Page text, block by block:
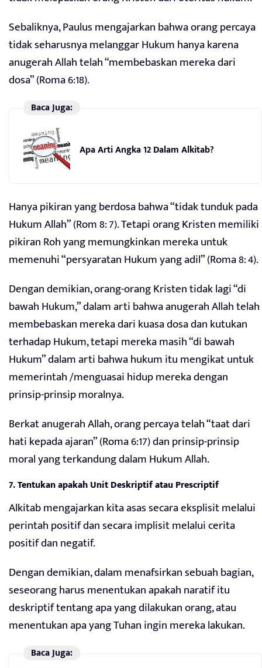
Sebaliknya, Paulus mengajarkan bahwa orang percaya
tidak seharusnya melanggar Hukum hanya karena
anugerah Allah telah “membebaskan mereka dari
dosa” (Roma 6:18).
Baca Juga:
Apa Arti Angka 12 Dalam Alkitab?
Hanya pikiran yang berdosa bahwa “tidak tunduk pada
Hukum Allah” (Rom 8: 7). Tetapi orang Kristen memiliki
pikiran Roh yang memungkinkan mereka untuk
memenuhi “persyaratan Hukum yang adil” (Roma 8: 4).
Dengan demikian, orang-orang Kristen tidak lagi “di
bawah Hukum,” dalam arti bahwa anugerah Allah telah
membebaskan mereka dari kuasa dosa dan kutukan
terhadap Hukum, tetapi mereka masih “di bawah
Hukum” dalam arti bahwa hukum itu mengikat untuk
memerintah /menguasai hidup mereka dengan
prinsip-prinsip moralnya.
Berkat anugerah Allah, orang percaya telah “taat dari
hati kepada ajaran” (Roma 6:17) dan prinsip-prinsip
moral yang terkandung dalam Hukum Allah.
7. Tentukan apakah Unit Deskriptif atau Prescriptif
Alkitab mengajarkan kita asas secara eksplisit melalui
perintah positif dan secara implisit melalui cerita
positif dan negatif.
Dengan demikian, dalam menafsirkan sebuah bagian,
seseorang harus menentukan apakah naratif itu
deskriptif tentang apa yang dilakukan orang, atau
menentukan apa yang Tuhan ingin mereka lakukan.
Baca Juga: